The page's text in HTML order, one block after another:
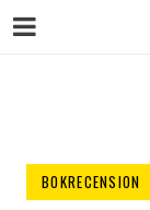
BOKRECENSION
Menu